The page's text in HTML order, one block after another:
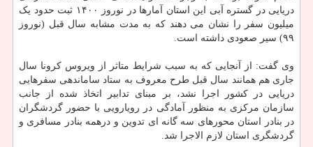
دریایی در گستره آبی این استان آمارها در نوروز ۱۴۰۰ ثبت حدود یک
میلیون سفر را نشان می دهند که به مدت مشابه سال قبل (نوروز
۹۹) سیر صعودی داشته است.
وی گفت: از آنجایی که به سبب شرایط متاثر از ویروس کرونا سال
جاری هم همانند سال قبل طرح معروف به ستاد ساماندهی سفرهایی
دریایی در کشور اجرا نشد، بر مبنای تدابیر اتخاذ شده از جانب
سازمان مرکزی به منظور آمادگی در رویارویی با حضور گردشگران
در بنادر استان محورهای سه گانه ای تدوین و درهمه بنادر مسافری و
گردشگری استان لازم الاجرا شد.